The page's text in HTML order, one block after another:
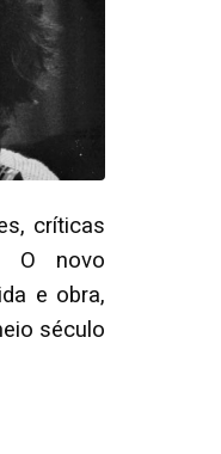
críticas
O novo
e obra,
século